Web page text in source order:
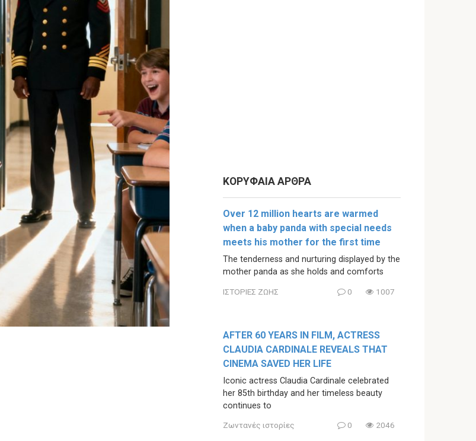
ΚΟΡΥΦΑΙΑ ΑΡΘΡΑ
Over 12 million hearts are warmed
when a baby panda with special needs
meets his mother for the first time
The tenderness and nurturing displayed by the
mother panda as she holds and comforts
ΙΣΤΟΡΙΕΣ ΖΩΗΣ 0 1007
AFTER 60 YEARS IN FILM, ACTRESS
CLAUDIA CARDINALE REVEALS THAT
CINEMA SAVED HER LIFE
Iconic actress Claudia Cardinale celebrated
her 85th birthday and her timeless beauty
continues to
Ζωντανές ιστορίες 0 2046